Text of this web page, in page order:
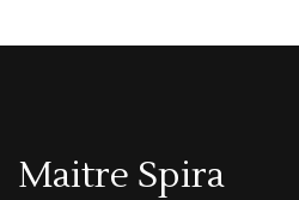
Maitre Spira